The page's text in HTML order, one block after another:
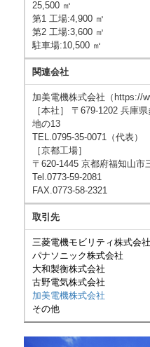
25,500 ㎡
第1 工場:4,900 ㎡
第2 工場:3,600 ㎡
駐車場:10,500 ㎡
関連会社
加美電機株式会社（https://
［本社］ 〒679-1202 兵庫
地の13
TEL.0795-35-0071（代表）
［京都工場］
〒620-1445 京都府福知山市
Tel.0773-59-2081
FAX.0773-58-2321
取引先
三菱電機モビリティ株式会社
パナソニック株式会社
大和製衡株式会社
古野電気株式会社
加美電機株式会社
その他